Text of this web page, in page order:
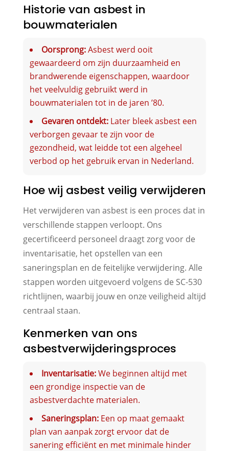
Historie van asbest in
bouwmaterialen
Oorsprong:Asbest werd ooit
gewaardeerd om zijn duurzaamheid en
brandwerende eigenschappen, waardoor
het veelvuldig gebruikt werd in
bouwmaterialen tot in de jaren ’80.
Gevaren ontdekt:Later bleek asbest een
verborgen gevaar te zijn voor de
gezondheid, wat leidde tot een algeheel
verbod op het gebruik ervan in Nederland.
Hoe wij asbest veilig verwijderen
Het verwijderen van asbest is een proces dat in
verschillende stappen verloopt. Ons
gecertificeerd personeel draagt zorg voor de
inventarisatie, het opstellen van een
saneringsplan en de feitelijke verwijdering. Alle
stappen worden uitgevoerd volgens de SC-530
richtlijnen, waarbij jouw en onze veiligheid altijd
centraal staan.
Kenmerken van ons
asbestverwijderingsproces
Inventarisatie:We beginnen altijd met
een grondige inspectie van de
asbestverdachte materialen.
Saneringsplan:Een op maat gemaakt
plan van aanpak zorgt ervoor dat de
sanering efficiënt en met minimale hinder